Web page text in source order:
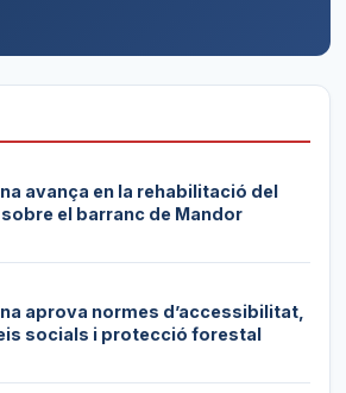
avança en la rehabilitació del
el barranc de Mandor
aprova normes d’accessibilitat,
socials i protecció forestal